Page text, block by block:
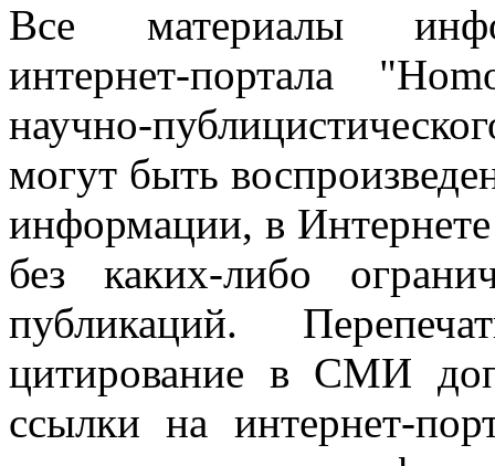
Все материалы
интернет-портала
научно-
могут быть
информации, в
без каких-либо
публикаций.
цитирование в СМИ
ссылки на интернет-